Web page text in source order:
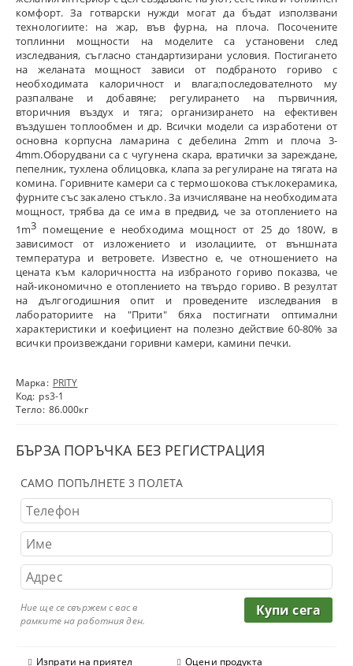
комфорт. За готварски нужди могат да бъдат използвани
технологиите: на жар, във фурна, на плоча. Посочените
топлинни мощности на моделите са установени след
изследвания, съгласно стандартизирани условия. Постигането
на желаната мощност зависи от подбраното гориво с
необходимата калоричност и влага;последователното му
разпалване и добавяне; регулирането на първичния,
вторичния въздух и тяга; организирането на ефективен
въздушен топлообмен и др. Всички модели са изработени от
основна корпусна ламарина с дебелина 2mm и плоча 3-
4mm.Оборудвани са с чугунена скара, вратички за зареждане,
пепелник, тухлена облицовка, клапа за регулиране на тягата на
комина. Горивните камери са с термошокова стъклокерамика,
фурните със закалено стъкло. За изчисляване на необходимата
мощност, трябва да се има в предвид, че за отоплението на
1m3 помещение е необходима мощност от 25 до 180W, в
зависимост от изложението и изолациите, от външната
температура и ветровете. Известно е, че отношението на
цената към калоричността на избраното гориво показва, че
най-икономично е отоплението на твърдо гориво. В резултат
на дългогодишния опит и проведените изследвания в
лабораториите на "Прити" бяха постигнати оптимални
характеристики и коефициент на полезно действие 60-80% за
всички произвеждани горивни камери, камини печки.
Марка: PRITY
Код: ps3-1
Тегло: 86.000кг
БЪРЗА ПОРЪЧКА БЕЗ РЕГИСТРАЦИЯ
САМО ПОПЪЛНЕТЕ 3 ПОЛЕТА
Ние ще се свържем с вас в
рамките на работния ден.
Изпрати на приятел Оцени продукта